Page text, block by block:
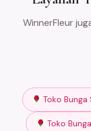
WinnerFleur
Toko Bunga
Toko